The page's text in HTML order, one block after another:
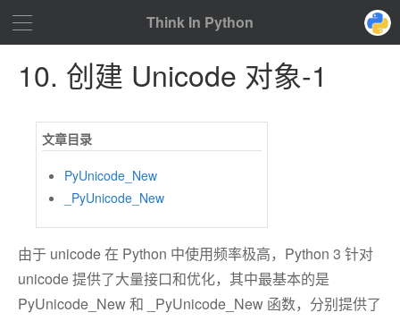
Think In Python
10. 创建 Unicode 对象-1
PyUnicode_New
_PyUnicode_New
由于 unicode 在 Python 中使用频率极高，Python 3 针对
unicode 提供了大量接口和优化，其中最基本的是
PyUnicode_New 和 _PyUnicode_New 函数，分别提供了